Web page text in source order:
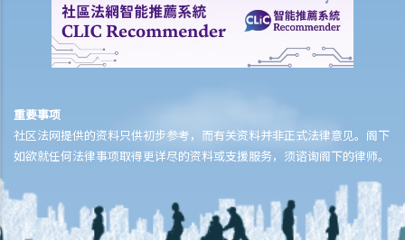
C. 利息、财务费用和其他费用及收费
D. 还款
E. 未经授权的交易
G. 针对发卡银行的投诉
财务中介
2. 不良财务中介公司的行骗手法
3. 进一步资料及投诉
重要事项
社区法网提供的资料只供初步参考，而有关资料并非正式法律意见。阁下
如欲就任何法律事项取得更详尽的资料或支援服务，须谘询阁下的律师。